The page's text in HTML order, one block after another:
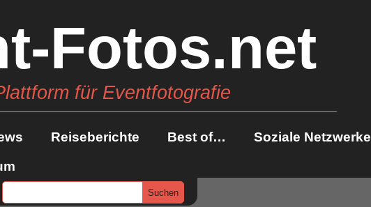
Fotos.net
für Eventfotografie
Reiseberichte Best of…
Soziale Netzwerke